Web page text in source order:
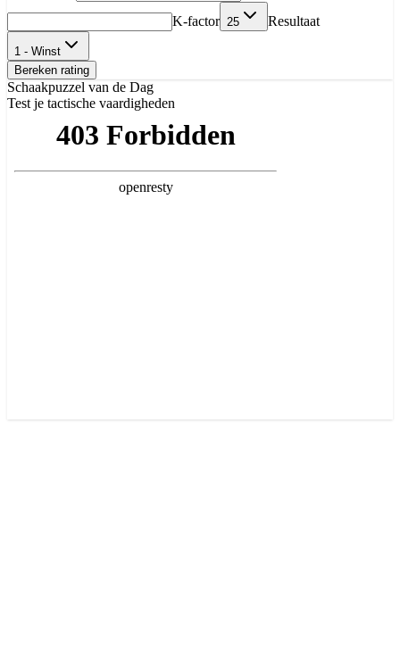
K-factor 25 Resultaat
1 - Winst
Bereken rating
Schaakpuzzel van de Dag
Test je tactische vaardigheden